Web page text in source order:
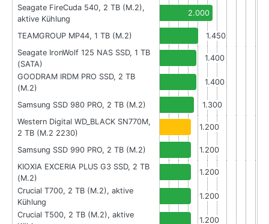
Seagate FireCuda 540, 2 TB (M.2),
aktive Kühlung
2.000
TEAMGROUP MP44, 1 TB (M.2)
1.450
Seagate IronWolf 125 NAS SSD, 1 TB
(SATA)
1.400
GOODRAM IRDM PRO SSD, 2 TB
(M.2)
1.400
Samsung SSD 980 PRO, 2 TB (M.2)
1.300
Western Digital WD_BLACK SN770M,
2 TB (M.2 2230)
1.200
Samsung SSD 990 PRO, 2 TB (M.2)
1.200
KIOXIA EXCERIA PLUS G3 SSD, 2 TB
(M.2)
1.200
Crucial T700, 2 TB (M.2), aktive
Kühlung
1.200
Crucial T500, 2 TB (M.2), aktive
1.200